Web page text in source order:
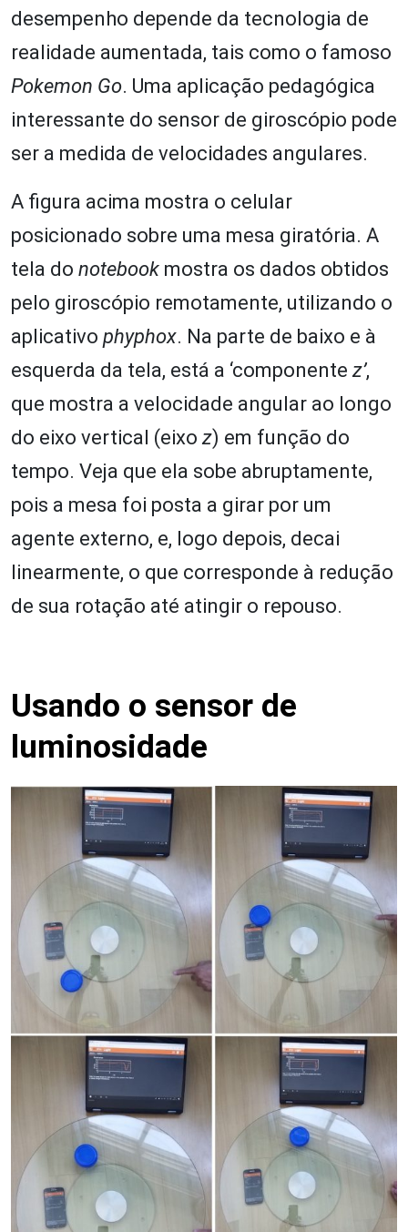
desempenho depende da tecnologia de
realidade aumentada, tais como o famoso
Pokemon Go. Uma aplicação pedagógica
interessante do sensor de giroscópio pode
ser a medida de velocidades angulares.
A figura acima mostra o celular
posicionado sobre uma mesa giratória. A
tela do notebook mostra os dados obtidos
pelo giroscópio remotamente, utilizando o
aplicativo phyphox. Na parte de baixo e à
esquerda da tela, está a ‘componentez’,
que mostra a velocidade angular ao longo
do eixo vertical (eixoz) em função do
tempo. Veja que ela sobe abruptamente,
pois a mesa foi posta a girar por um
agente externo, e, logo depois, decai
linearmente, o que corresponde à redução
de sua rotação até atingir o repouso.
Usando o sensor de
luminosidade